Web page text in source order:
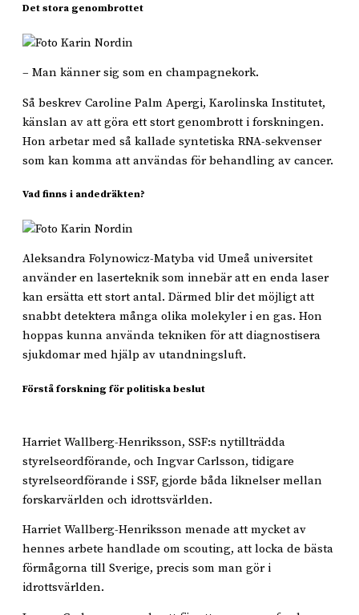
Det stora genombrottet
– Man känner sig som en champagnekork.
Så beskrev Caroline Palm Apergi, Karolinska Institutet,
känslan av att göra ett stort genombrott i forskningen.
Hon arbetar med så kallade syntetiska RNA-sekvenser
som kan komma att användas för behandling av cancer.
Vad finns i andedräkten?
Aleksandra Folynowicz-Matyba vid Umeå universitet
använder en laserteknik som innebär att en enda laser
kan ersätta ett stort antal. Därmed blir det möjligt att
snabbt detektera många olika molekyler i en gas. Hon
hoppas kunna använda tekniken för att diagnostisera
sjukdomar med hjälp av utandningsluft.
Förstå forskning för politiska beslut
Harriet Wallberg-Henriksson, SSF:s nytillträdda
styrelseordförande, och Ingvar Carlsson, tidigare
styrelseordförande i SSF, gjorde båda liknelser mellan
forskarvärlden och idrottsvärlden.
Harriet Wallberg-Henriksson menade att mycket av
hennes arbete handlade om scouting, att locka de bästa
förmågorna till Sverige, precis som man gör i
idrottsvärlden.